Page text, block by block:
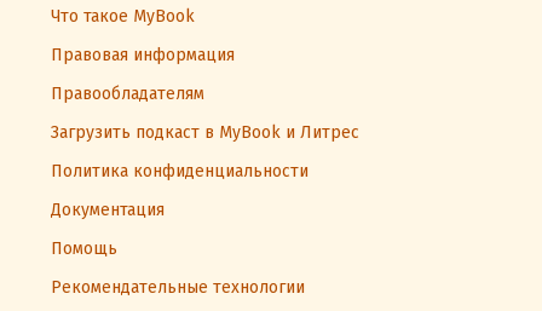
Что такое MyBook
Правовая информация
Правообладателям
Загрузить подкаст в MyBook и Литрес
Политика конфиденциальности
Документация
Помощь
Рекомендательные технологии